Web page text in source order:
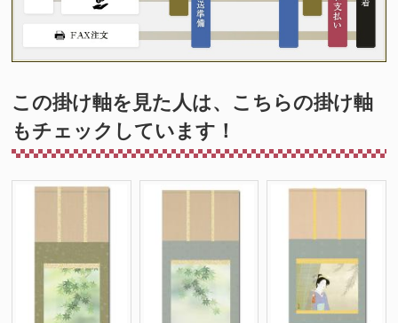
この掛け軸を見た人は、こちらの掛け軸
もチェックしています！